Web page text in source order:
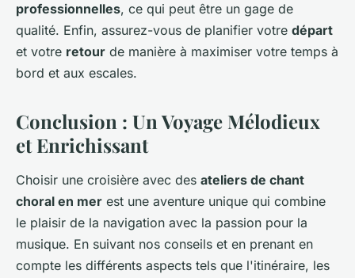
professionnelles, ce qui peut être un gage de
qualité. Enfin, assurez-vous de planifier votre départ
et votre retour de manière à maximiser votre temps à
bord et aux escales.
Conclusion : Un Voyage Mélodieux
et Enrichissant
Choisir une croisière avec des ateliers de chant
choral en mer est une aventure unique qui combine
le plaisir de la navigation avec la passion pour la
musique. En suivant nos conseils et en prenant en
compte les différents aspects tels que l'itinéraire, les